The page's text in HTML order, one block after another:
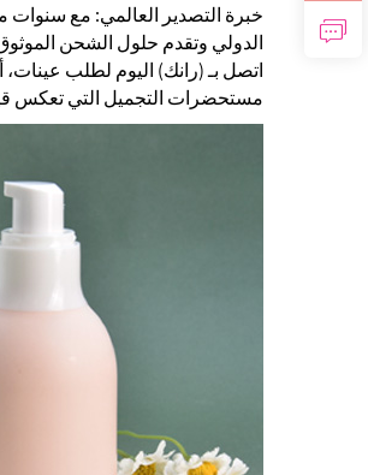
خبرة التصدير العالمي: مع سنوات
الدولي وتقدم حلول الشحن
اتصل بـ (رانك) اليوم لطلب
مستحضرات التجميل التي تعكس